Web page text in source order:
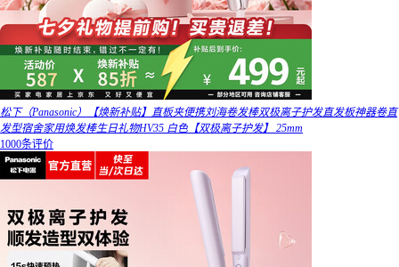
松下（Panasonic）【焕新补贴】直板夹便携刘海卷发棒双极离子护发直发板神器卷直
发型宿舍家用焕发棒生日礼物HV35 白色【双极离子护发】 25mm
1000条评价